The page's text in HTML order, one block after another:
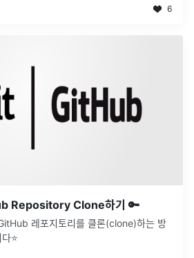
6
Repository Clone하기 🔑
레포지토리를 클론(clone)하는 방
⭐